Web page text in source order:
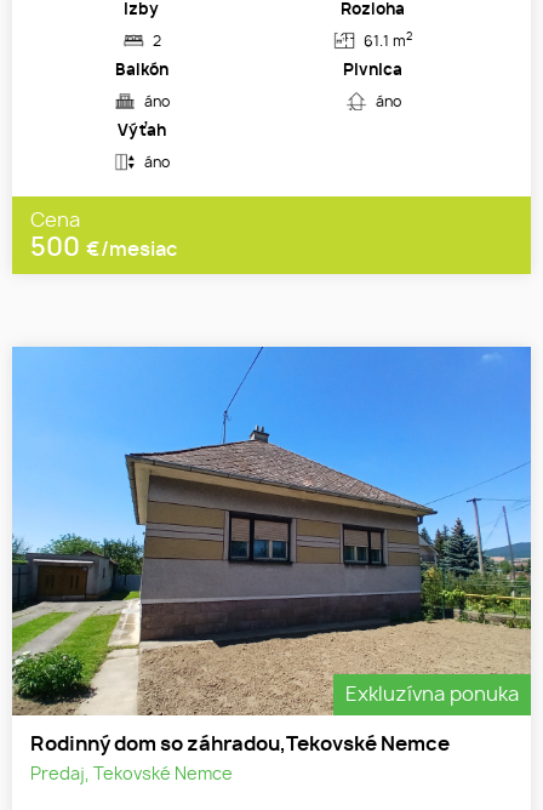
Izby
2
Rozloha
61.1 m2
Balkón
áno
Pivnica
áno
Výťah
áno
Cena
500 €/mesiac
Exkluzívna ponuka
Rodinný dom so záhradou,Tekovské Nemce
Predaj, Tekovské Nemce